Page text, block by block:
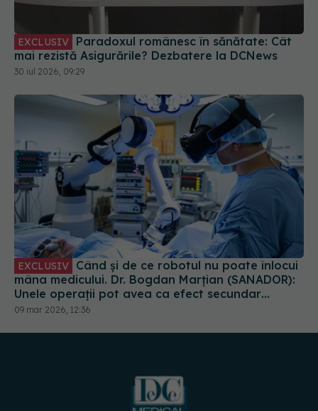
EXCLUSIV
mai rezistă Asigurările? Dezbatere la DCNews
30 iul 2026, 09:29
EXCLUSIV
mâna medicului. Dr. Bogdan Marțian (SANADOR):
Unele operații pot avea ca efect secundar
handicapuri
09 mar 2026, 12:36